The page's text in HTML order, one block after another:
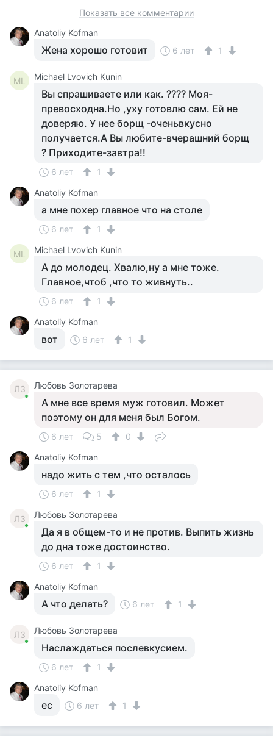
Показать все комментарии
Anatoliy Kofman
Жена хорошо готовит 6 лет 1
ML Michael Lvovich Kunin
Вы спрашиваете или как. ???? Моя-
превосходна.Но ,уху готовлю сам. Ей не
доверяю. У нее борщ -оченьвкусно
получается.А Вы любите-вчерашний борщ
? Приходите-завтра!!
6 лет
1
Anatoliy Kofman
а мне похер главное что на столе
6 лет 1
ML Michael Lvovich Kunin
А до молодец. Хвалю,ну а мне тоже.
Главное,чтоб ,что то живнуть..
6 лет
1
Anatoliy Kofman
вот 6 лет 1
ЛЗ Любовь Золотарева
А мне все время муж готовил. Может
поэтому он для меня был Богом.
6 лет 5
0
Anatoliy Kofman
надо жить с тем ,что осталось
6 лет 1
ЛЗ Любовь Золотарева
Да я в общем-то и не против. Выпить жизнь
до дна тоже достоинство.
6 лет
1
Anatoliy Kofman
А что делать? 6 лет 1
ЛЗ Любовь Золотарева
Наслаждаться послевкусием.
6 лет
1
Anatoliy Kofman
ес 6 лет 1